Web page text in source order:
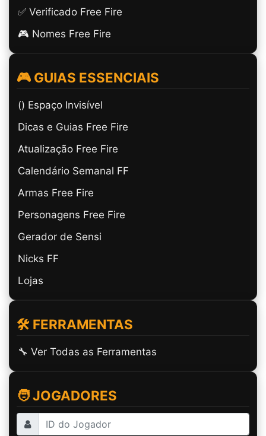
✅ Verificado Free Fire
🎮 Nomes Free Fire
🎮 GUIAS ESSENCIAIS
(ㅤ) Espaço Invisível
Dicas e Guias Free Fire
Atualização Free Fire
Calendário Semanal FF
Armas Free Fire
Personagens Free Fire
Gerador de Sensi
Nicks FF
Lojas
🛠️ FERRAMENTAS
🔧 Ver Todas as Ferramentas
🧑 JOGADORES